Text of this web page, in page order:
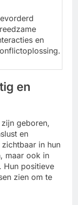
en
en
zijn geboren,
en
in hun
maar ook in
Hun positieve
zien om te